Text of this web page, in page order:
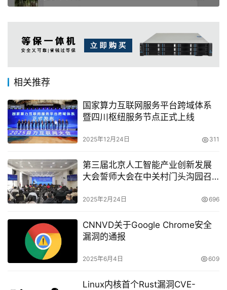
相关推荐
国家算力互联网服务平台跨域体系
暨四川枢纽服务节点正式上线
2025年12月24日 311
第三届北京人工智能产业创新发展
大会誓师大会在中关村门头沟园召
2025年2月24日 696
CNNVD关于Google Chrome安全
漏洞的通报
2025年6月4日 609
Linux内核首个Rust漏洞CVE-